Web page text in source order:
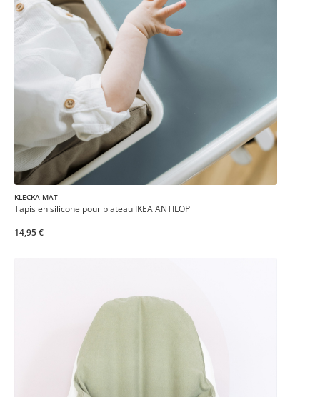
KLECKA MAT
Tapis en silicone pour plateau IKEA ANTILOP
14,95 €